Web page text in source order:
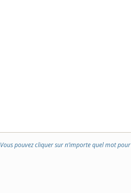
Vous pouvez cliquer sur n’importe quel mot